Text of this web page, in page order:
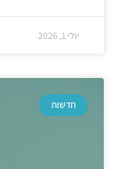
יולי 1, 2026
חדשות